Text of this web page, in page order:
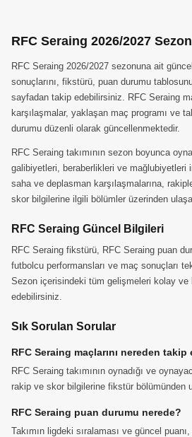
RFC Seraing 2026/2027
RFC Seraing 2026/2027 sezonuna ait
sonuçlarını, fikstürü, puan durumu
sayfadan takip edebilirsiniz. RFC Seraing
karşılaşmalar, yaklaşan maç programı ve
durumu düzenli olarak güncellenmektedir.
RFC Seraing takımının sezon boyunca
galibiyetleri, beraberlikleri ve mağlubiyetleri
saha ve deplasman karşılaşmalarına,
skor bilgilerine ilgili bölümler üzerinden
RFC Seraing Güncel Bilgileri
RFC Seraing fikstürü, RFC Seraing puan
futbolcu performansları ve maç sonuçları
Sezon içerisindeki tüm gelişmeleri kolay ve
edebilirsiniz.
Sık Sorulan Sorular
RFC Seraing maçlarını nereden
RFC Seraing takımının oynadığı ve
rakip ve skor bilgilerine fikstür bölümünden
RFC Seraing puan durumu nerede?
Takımın ligdeki sıralaması ve güncel